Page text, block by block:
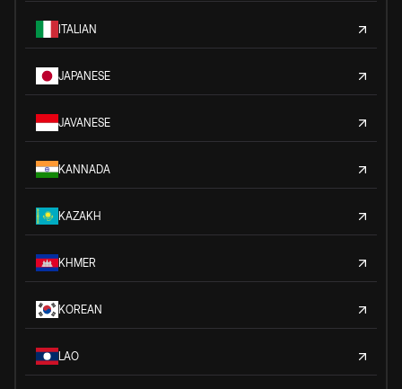
ITALIAN
JAPANESE
JAVANESE
KANNADA
KAZAKH
KHMER
KOREAN
LAO